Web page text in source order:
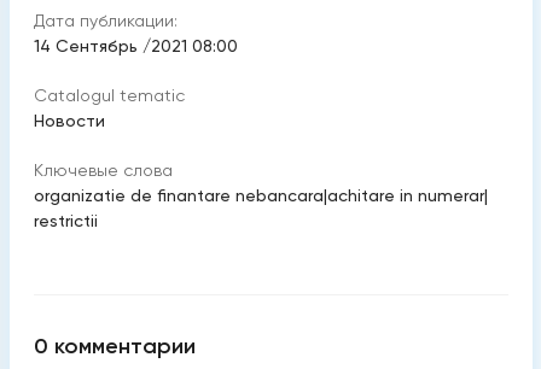
Дата публикации:
14 Сентябрь /2021 08:00
Catalogul tematic
Новости
Ключевые слова
organizatie de finantare nebancara|achitare in numerar|
restrictii
0 комментарии